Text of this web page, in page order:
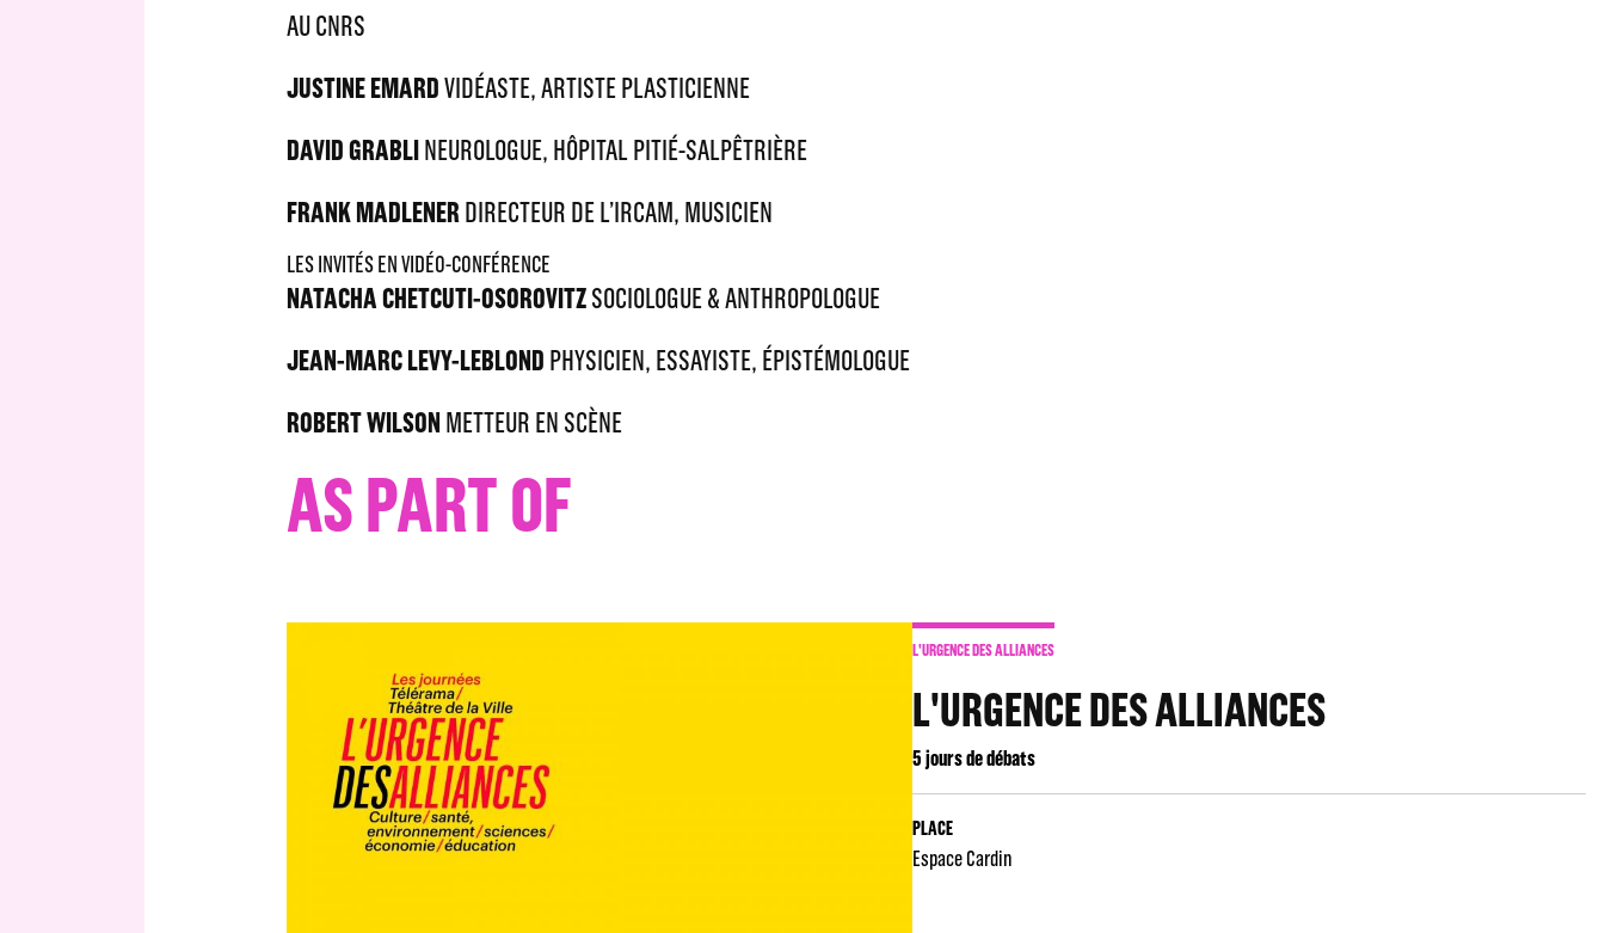
AU CNRS
JUSTINE EMARDVIDÉASTE, ARTISTE PLASTICIENNE
DAVID GRABLINEUROLOGUE, HÔPITAL PITIÉ-SALPÊTRIÈRE
FRANK MADLENER DIRECTEUR DE L’IRCAM, MUSICIEN
LES INVITÉS EN VIDÉO-CONFÉRENCE
NATACHA CHETCUTI-OSOROVITZSOCIOLOGUE & ANTHROPOLOGUE
JEAN-MARC LEVY-LEBLOND PHYSICIEN, ESSAYISTE, ÉPISTÉMOLOGUE
ROBERT WILSON METTEUR EN SCÈNE
AS PART OF
L'URGENCE DES ALLIANCES
L'URGENCE DES ALLIANCES
5 jours de débats
PLACE
Espace Cardin